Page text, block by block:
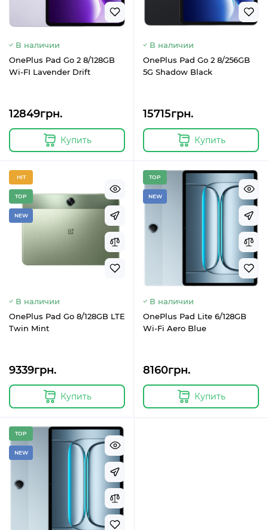
В наличии
OnePlus Pad Go 2 8/128GB
Wi-FI Lavender Drift
12849грн.
Купить
В наличии
OnePlus Pad Go 2 8/256GB
5G Shadow Black
15715грн.
Купить
HIT
TOP
NEW
В наличии
OnePlus Pad Go 8/128GB LTE
Twin Mint
9339грн.
Купить
TOP
NEW
В наличии
OnePlus Pad Lite 6/128GB
Wi-Fi Aero Blue
8160грн.
Купить
TOP
NEW